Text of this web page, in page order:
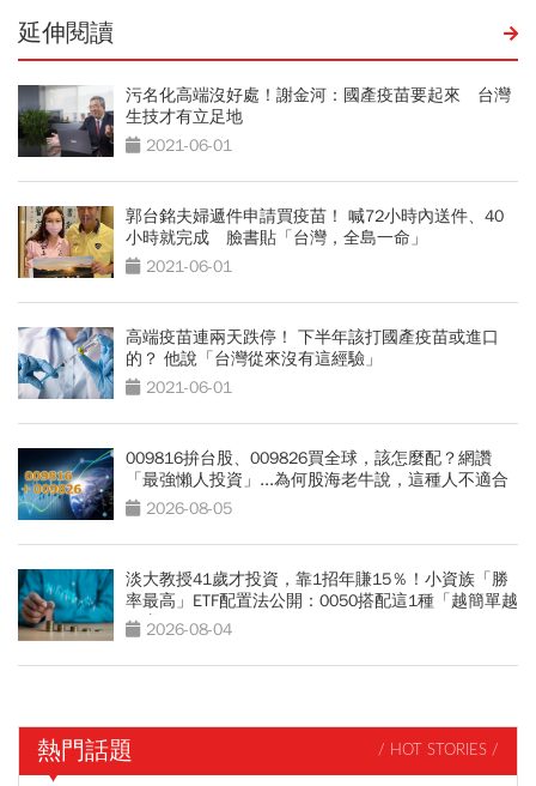
延伸閱讀
污名化高端沒好處！謝金河：國產疫苗要起來 台灣
生技才有立足地
2021-06-01
郭台銘夫婦遞件申請買疫苗！ 喊72小時內送件、40
小時就完成 臉書貼「台灣，全島一命」
2021-06-01
高端疫苗連兩天跌停！ 下半年該打國產疫苗或進口
的？ 他說「台灣從來沒有這經驗」
2021-06-01
009816拚台股、009826買全球，該怎麼配？網讚
「最強懶人投資」...為何股海老牛說，這種人不適合
買？2026-08-05
淡大教授41歲才投資，靠1招年賺15％！小資族「勝
率最高」ETF配置法公開：0050搭配這1種「越簡單越
好賺」
2026-08-04
熱門話題 / HOT STORIES /